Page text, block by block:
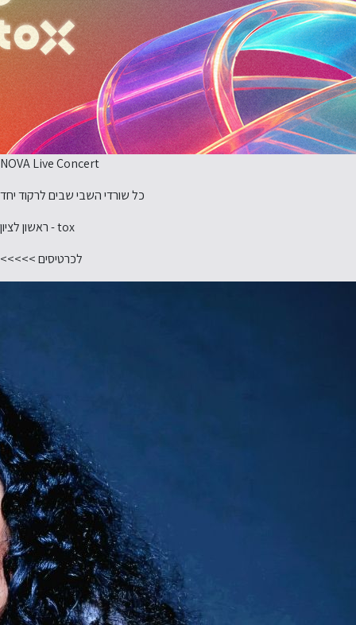
NOVA Live Concert
כל שורדי השבי שבים לרקוד יחד
tox - ראשון לציון
לכרטיסים >>>>>